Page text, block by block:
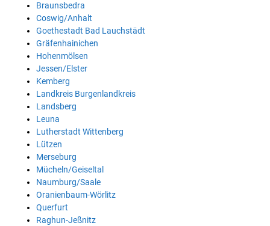
Braunsbedra
Coswig/Anhalt
Goethestadt Bad Lauchstädt
Gräfenhainichen
Hohenmölsen
Jessen/Elster
Kemberg
Landkreis Burgenlandkreis
Landsberg
Leuna
Lutherstadt Wittenberg
Lützen
Merseburg
Mücheln/Geiseltal
Naumburg/Saale
Oranienbaum-Wörlitz
Querfurt
Raghun-Jeßnitz